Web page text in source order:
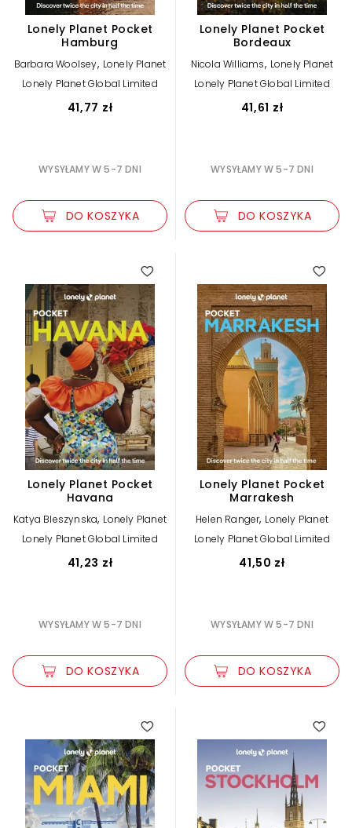
Lonely Planet Pocket
Hamburg
Barbara Woolsey, Lonely Planet
Lonely Planet Global Limited
41,77 zł
WYSYŁAMY W 5-7 DNI
DO KOSZYKA
Lonely Planet Pocket
Bordeaux
Nicola Williams, Lonely Planet
Lonely Planet Global Limited
41,61 zł
WYSYŁAMY W 5-7 DNI
DO KOSZYKA
Lonely Planet Pocket
Havana
Katya Bleszynska, Lonely Planet
Lonely Planet Global Limited
41,23 zł
WYSYŁAMY W 5-7 DNI
DO KOSZYKA
Lonely Planet Pocket
Marrakesh
Helen Ranger, Lonely Planet
Lonely Planet Global Limited
41,50 zł
WYSYŁAMY W 5-7 DNI
DO KOSZYKA